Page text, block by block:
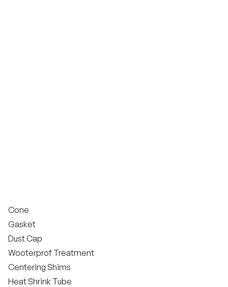
Cone
Gasket
Dust Cap
Wooterprof Treatment
Centering Shims
Heat Shrink Tube